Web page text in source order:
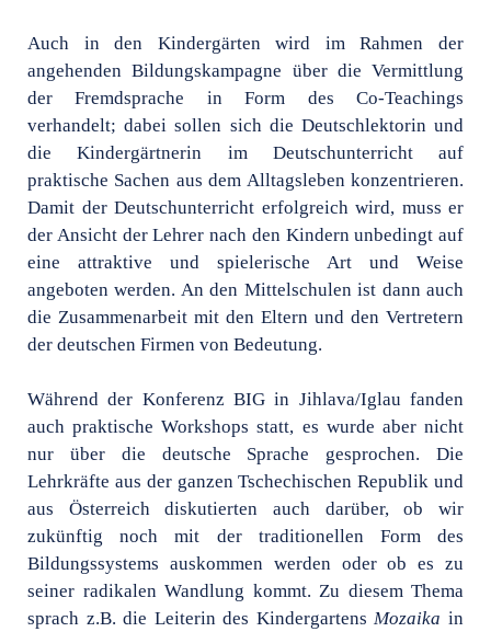
Auch in den Kindergärten wird im Rahmen der
angehenden Bildungskampagne über die Vermittlung
der Fremdsprache in Form des Co-Teachings
verhandelt; dabei sollen sich die Deutschlektorin und
die Kindergärtnerin im Deutschunterricht auf
praktische Sachen aus dem Alltagsleben konzentrieren.
Damit der Deutschunterricht erfolgreich wird, muss er
der Ansicht der Lehrer nach den Kindern unbedingt auf
eine attraktive und spielerische Art und Weise
angeboten werden. An den Mittelschulen ist dann auch
die Zusammenarbeit mit den Eltern und den Vertretern
der deutschen Firmen von Bedeutung.
Während der Konferenz BIG in Jihlava/Iglau fanden
auch praktische Workshops statt, es wurde aber nicht
nur über die deutsche Sprache gesprochen. Die
Lehrkräfte aus der ganzen Tschechischen Republik und
aus Österreich diskutierten auch darüber, ob wir
zukünftig noch mit der traditionellen Form des
Bildungssystems auskommen werden oder ob es zu
seiner radikalen Wandlung kommt. Zu diesem Thema
sprach z.B. die Leiterin des KindergartensMozaikain